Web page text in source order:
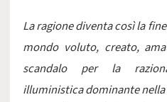
La ragione diventa così la
mondo voluto, creato,
scandalo per la
illuministica dominante